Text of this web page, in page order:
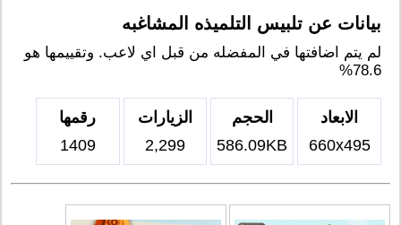
بيانات عن تلبيس التلميذه المشاغبه
لم يتم اضافتها في المفضله من قبل اي لاعب. وتقييمها هو
78.6%
الابعاد
660x495
الحجم
586.09KB
الزيارات
2,299
رقمها
1409